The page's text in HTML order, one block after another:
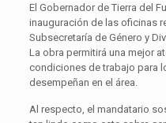
El Gobernador de Tierra del
inauguración de las oficinas
Subsecretaría de Género y
La obra permitirá una mejor
condiciones de trabajo para
desempeñan en el área.
Al respecto, el mandatario